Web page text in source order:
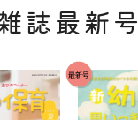
誌最新号
最新号